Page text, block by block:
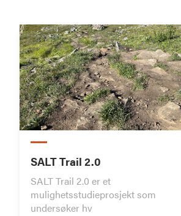
SALT Trail 2.0
SALT Trail 2.0 er et
mulighetsstudieprosjekt som
undersøker hv